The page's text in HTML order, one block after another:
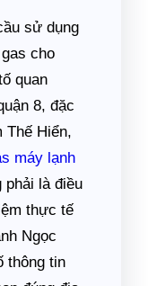
sử dụng
cho
quan
8, đặc
Thế Hiển,
máy lạnh
là điều
thực tế
Ngọc
thông tin